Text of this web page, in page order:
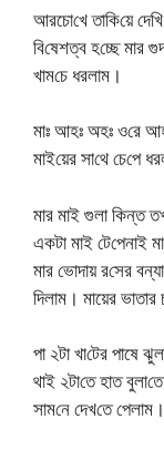
আরচো‌খে তা‌কি‌য়ে
বি‌ষেশত্ব হ‌চ্ছে মার
খাম‌চে ধরলাম।
মাঃ আহঃ অহঃ ও‌রে
মাই‌য়ের সা‌থে চে‌পে
মার মাই গুলা কিন্ত
একটা মাই টে‌পেনাই
মার ভোদায় র‌সের
দিলাম। মায়ের ভাতার
পা ২টা খা‌টের পাষে
থাই ২টা‌তে হাত
সাম‌নে দেখ‌তে পেলাম।